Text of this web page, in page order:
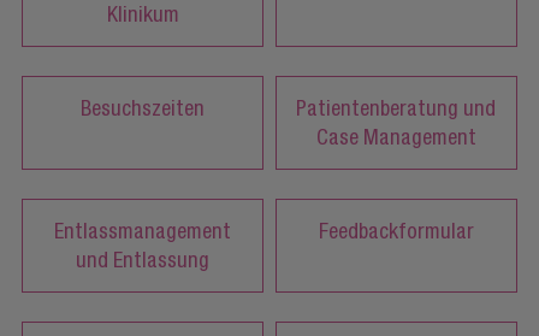
Klinikum
Besuchszeiten
Patientenberatung und
Case Management
Entlassmanagement
und Entlassung
Feedbackformular